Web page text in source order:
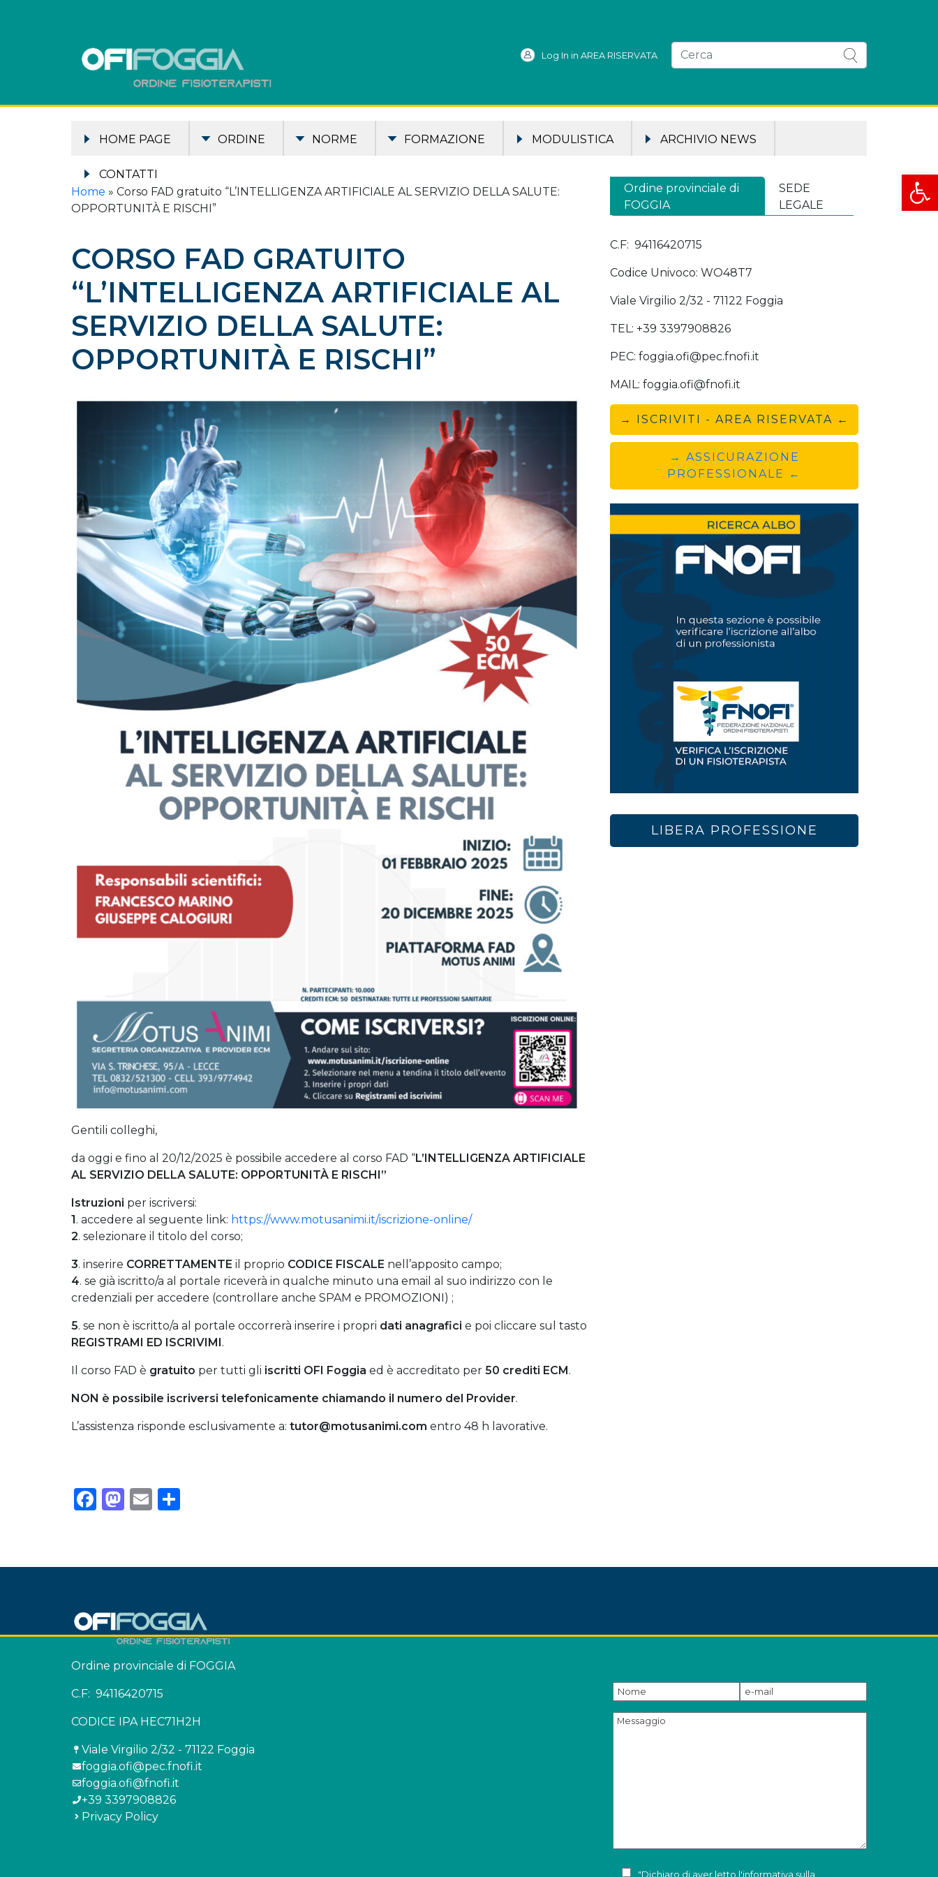
Apri
Log In in AREA RISERVATA
HOME PAGE ORDINE NORME FORMAZIONE MODULISTICA ARCHIVIO NEWS
CONTATTI
Home » Corso FAD gratuito “L’INTELLIGENZA ARTIFICIALE AL SERVIZIO DELLA SALUTE:
OPPORTUNITÀ E RISCHI”
CORSO FAD GRATUITO
“L’INTELLIGENZA ARTIFICIALE AL
SERVIZIO DELLA SALUTE:
OPPORTUNITÀ E RISCHI”
Gentili colleghi,
da oggi e fino al 20/12/2025 è possibile accedere al corso FAD “L’INTELLIGENZA ARTIFICIALE
AL SERVIZIO DELLA SALUTE: OPPORTUNITÀ E RISCHI”
Istruzioni per iscriversi:
1. accedere al seguente link: https://www.motusanimi.it/iscrizione-online/
2. selezionare il titolo del corso;
3. inserire CORRETTAMENTE il proprio CODICE FISCALE nell’apposito campo;
4. se già iscritto/a al portale riceverà in qualche minuto una email al suo indirizzo con le
credenziali per accedere (controllare anche SPAM e PROMOZIONI) ;
5. se non è iscritto/a al portale occorrerà inserire i propri dati anagrafici e poi cliccare sul tasto
REGISTRAMI ED ISCRIVIMI.
Il corso FAD è gratuito per tutti gli iscritti OFI Foggia ed è accreditato per 50 crediti ECM.
NON è possibile iscriversi telefonicamente chiamando il numero del Provider.
L’assistenza risponde esclusivamente a: tutor@motusanimi.com entro 48 h lavorative.
Facebook
Mastodon
Email
Ordine provinciale di
FOGGIA
SEDE
LEGALE
C.F: 94116420715
Codice Univoco: WO48T7
Viale Virgilio 2/32 - 71122 Foggia
TEL: +39 3397908826
PEC: foggia.ofi@pec.fnofi.it
MAIL: foggia.ofi@fnofi.it
→ ISCRIVITI - AREA RISERVATA ←
→ ASSICURAZIONE
PROFESSIONALE ←
LIBERA PROFESSIONE
Ordine provinciale di FOGGIA
C.F: 94116420715
CODICE IPA HEC71H2H
Viale Virgilio 2/32 - 71122 Foggia
foggia.ofi@pec.fnofi.it
foggia.ofi@fnofi.it
+39 3397908826
Privacy Policy
"Dichiaro di aver letto l'informativa sulla